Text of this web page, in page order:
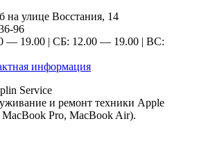
на улице Восстания, 14
96
— 19.00 | СБ: 12.00 — 19.00 | ВС:
информация
Service
и ремонт техники Apple
MacBook Pro, MacBook Air).